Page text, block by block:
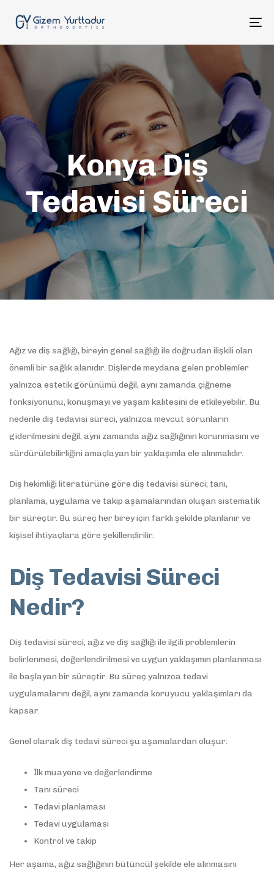
Konya Diş
Tedavisi Süreci
Ağız ve diş sağlığı, bireyin genel sağlığı ile doğrudan ilişkili olan
önemli bir sağlık alanıdır. Dişlerde meydana gelen problemler
yalnızca estetik görünümü değil, aynı zamanda çiğneme
fonksiyonunu, konuşmayı ve yaşam kalitesini de etkileyebilir. Bu
nedenle diş tedavisi süreci, yalnızca mevcut sorunların
giderilmesini değil, aynı zamanda ağız sağlığının korunmasını ve
sürdürülebilirliğini amaçlayan bir yaklaşımla ele alınmalıdır.
Diş hekimliği literatürüne göre diş tedavisi süreci; tanı,
planlama, uygulama ve takip aşamalarından oluşan sistematik
bir süreçtir. Bu süreç her birey için farklı şekilde planlanır ve
kişisel ihtiyaçlara göre şekillendirilir.
Diş Tedavisi Süreci
Nedir?
Diş tedavisi süreci, ağız ve diş sağlığı ile ilgili problemlerin
belirlenmesi, değerlendirilmesi ve uygun yaklaşımın planlanması
ile başlayan bir süreçtir. Bu süreç yalnızca tedavi
uygulamalarını değil, aynı zamanda koruyucu yaklaşımları da
kapsar.
Genel olarak diş tedavi süreci şu aşamalardan oluşur:
İlk muayene ve değerlendirme
Tanı süreci
Tedavi planlaması
Tedavi uygulaması
Kontrol ve takip
Her aşama, ağız sağlığının bütüncül şekilde ele alınmasını